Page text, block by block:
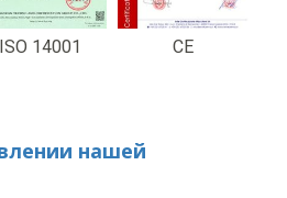
ISO 14001 CE
нашей